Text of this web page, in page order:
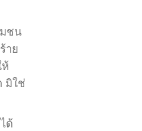
ชน
าย
มิใช่
ด้